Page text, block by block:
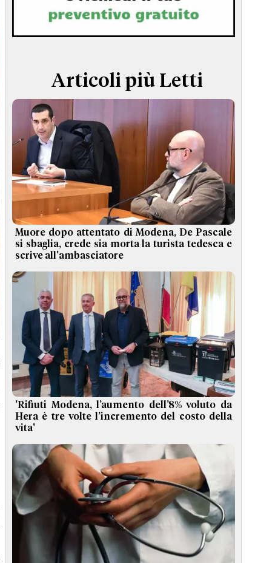
TERMINI e CONDIZIONI
Articoli più Letti
Muore dopo attentato di Modena, De Pascale
si sbaglia, crede sia morta la turista tedesca e
scrive all'ambasciatore
'Rifiuti Modena, l’aumento dell’8% voluto da
Hera è tre volte l’incremento del costo della
vita'